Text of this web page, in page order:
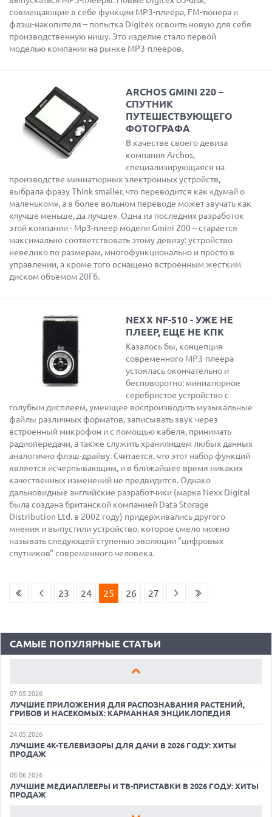
совмещающие в себе функции MP3-плеера, FM-тюнера и
флэш-накопителя – попытка Digitex освоить новую для себя
производственную нишу. Это изделие стало первой
моделью компании на рынке МР3-плееров.
ARCHOS GMINI 220 –
СПУТНИК
ПУТЕШЕСТВУЮЩЕГО
ФОТОГРАФА
В качестве своего девиза
компания Archos,
специализирующаяся на
производстве миниатюрных электронных устройств,
выбрала фразу Think smaller, что переводится как «думай о
маленьком», а в более вольном переводе может звучать как
«лучше меньше, да лучше». Одна из последних разработок
этой компании - Mp3-плеер модели Gmini 200 – старается
максимально соответствовать этому девизу: устройство
невелико по размерам, многофункционально и просто в
управлении, а кроме того оснащено встроенным жестким
диском объемом 20Гб.
NEXX NF-510 - УЖЕ НЕ
ПЛЕЕР, ЕЩЕ НЕ КПК
Казалось бы, концепция
современного MP3-плеера
устоялась окончательно и
бесповоротно: миниатюрное
серебристое устройство с
голубым дисплеем, умеющее воспроизводить музыкальные
файлы различных форматов, записывать звук через
встроенный микрофон и с помощью кабеля, принимать
радиопередачи, а также служить хранилищем любых данных
аналогично флэш-драйву. Считается, что этот набор функций
является исчерпывающим, и в ближайшее время никаких
качественных изменений не предвидится. Однако
дальновидные английские разработчики (марка Nexx Digital
была создана британской компанией Data Storage
Distribution Ltd. в 2002 году) придерживались другого
мнения и выпустили устройство, которое смело можно
называть следующей ступенью эволюции "цифровых
спутников" современного человека.
23 24 25 26 27
САМЫЕ ПОПУЛЯРНЫЕ СТАТЬИ
САМЫЕ ЛЕГКИЕ НОУТБУКИ С ДИСКРЕТНОЙ ГРАФИКОЙ: ВЫБОР
ZOOM
ЛЕТОМ: ВЫБОР ZOOM
07.05.2026
ЛУЧШИЕ ПРИЛОЖЕНИЯ ДЛЯ РАСПОЗНАВАНИЯ РАСТЕНИЙ,
ГРИБОВ И НАСЕКОМЫХ: КАРМАННАЯ ЭНЦИКЛОПЕДИЯ
24.05.2026
ЛУЧШИЕ 4K-ТЕЛЕВИЗОРЫ ДЛЯ ДАЧИ В 2026 ГОДУ: ХИТЫ
ПРОДАЖ
08.06.2026
ЛУЧШИЕ МЕДИАПЛЕЕРЫ И ТВ-ПРИСТАВКИ В 2026 ГОДУ: ХИТЫ
ПРОДАЖ
06.08.2026
MOOVE ПРИВЛЕКЛА $250 МЛН ЧТОБЫ СТАТЬ КЛЮЧЕВЫМ
ОПЕРАТОРОМ ИНДУСТРИИ РОБОТАКСИ